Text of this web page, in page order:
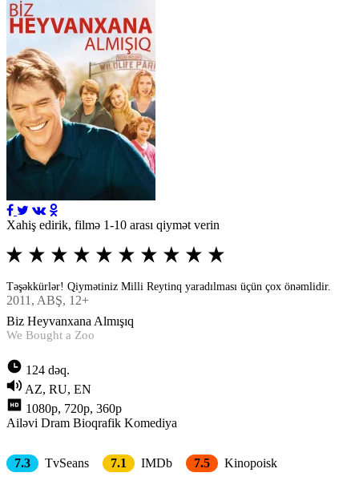
Xahiş edirik, filmə 1-10 arası qiymət verin
Təşəkkürlər! Qiymətiniz Milli Reytinq yaradılması üçün çox önəmlidir.
2011 , ABŞ, 12+
Biz Heyvanxana Almışıq
We Bought a Zoo
124 dəq.
AZ, RU, EN
1080p, 720p, 360p
Ailəvi Dram Bioqrafik Komediya
7.3 TvSeans 7.1 IMDb 7.5 Kinopoisk